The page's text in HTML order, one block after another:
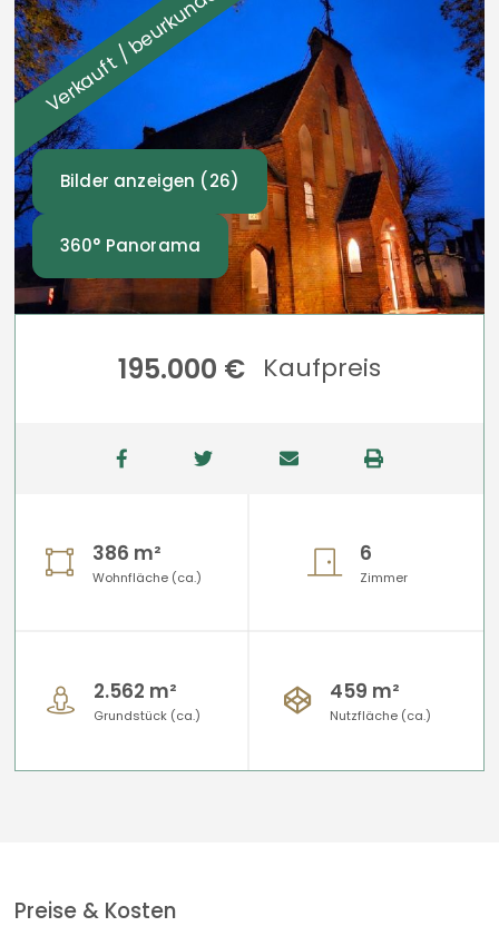
Verkauft / beurkundet
Bilder anzeigen (26)
360° Panorama
195.000 € Kaufpreis
386 m²
Wohnfläche (ca.)
6
Zimmer
2.562 m²
Grundstück (ca.)
459 m²
Nutzfläche (ca.)
Preise & Kosten